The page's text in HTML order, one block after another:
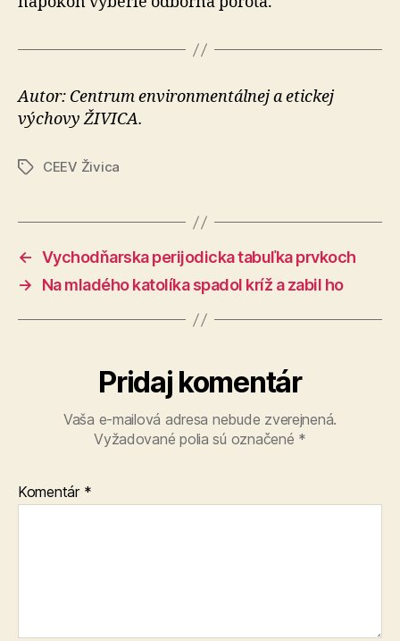
Autor: Centrum environmentálnej a etickej
výchovy ŽIVICA.
ZnačkyCEEV Živica
← Vychodňarska perijodicka tabuľka prvkoch
→
Na mladého katolíka spadol kríž a zabil ho
Pridaj komentár
Vaša e-mailová adresa nebude zverejnená.
Vyžadované polia sú označené *
Komentár *